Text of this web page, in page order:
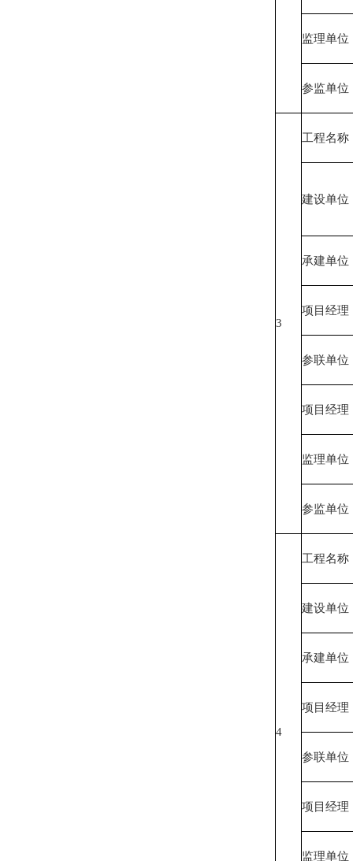
监理单位
参监单位
3
工程名称
建设单位
承建单位
项目经理
参联单位
项目经理
监理单位
参监单位
4
工程名称
建设单位
承建单位
项目经理
参联单位
项目经理
监理单位